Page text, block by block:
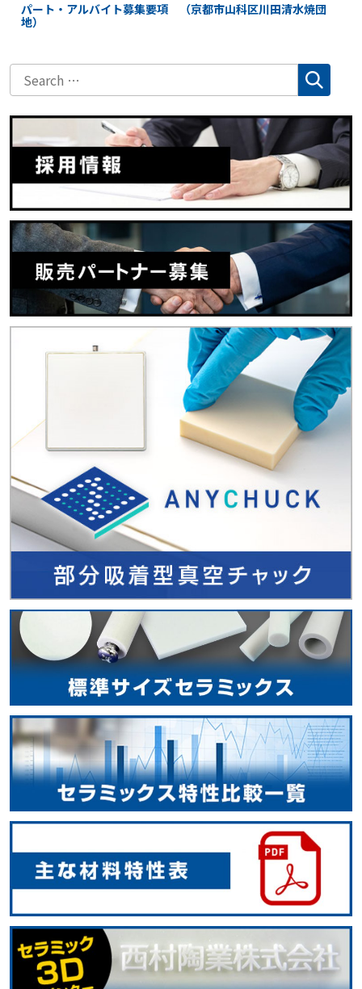
パート・アルバイト募集要項 （京都市山科区川田清水焼団
地）